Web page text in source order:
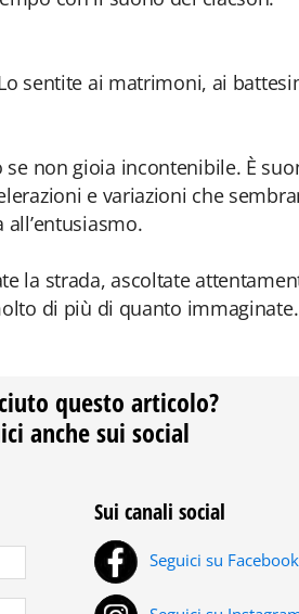
sentite ai matrimoni, ai
non gioia incontenibile. È
e variazioni che
la strada, ascoltate
di più di quanto immaginate.
questo articolo?
anche sui social
Sui canali social
Seguici su Facebook